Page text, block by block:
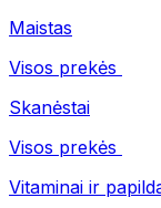
Maistas
Visos prekės
Skanėstai
Visos prekės
Vitaminai ir